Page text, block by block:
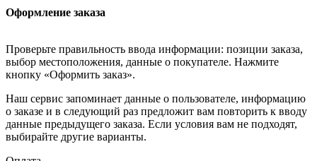
Оформление заказа
Проверьте правильность ввода информации: позиции заказа,
выбор местоположения, данные о покупателе. Нажмите
кнопку «Оформить заказ».
Наш сервис запоминает данные о пользователе, информацию
о заказе и в следующий раз предложит вам повторить к вводу
данные предыдущего заказа. Если условия вам не подходят,
выбирайте другие варианты.